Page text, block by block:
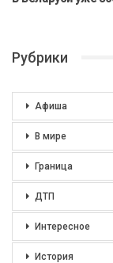
Рубрики
Афиша
В мире
Граница
ДТП
Интересное
История